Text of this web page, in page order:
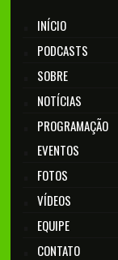
INÍCIO
PODCASTS
SOBRE
NOTÍCIAS
PROGRAMAÇÃO
EVENTOS
FOTOS
VÍDEOS
EQUIPE
CONTATO